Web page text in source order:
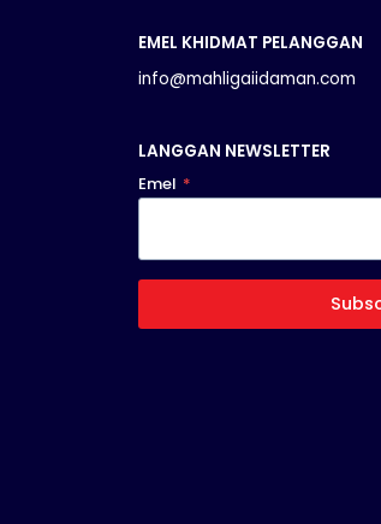
EMEL KHIDMAT PELANGGAN
info@mahligaiidaman.com
LANGGAN NEWSLETTER
Emel *